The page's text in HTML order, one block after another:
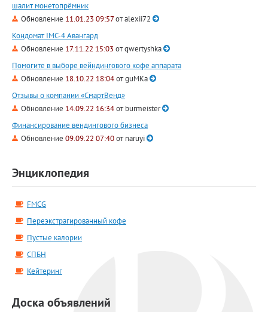
шалит монетопрёмник
Обновление 11.01.23 09:57отalexii72
Кондомат IMC-4 Авангард
Обновление 17.11.22 15:03 отqwertyshka
Помогите в выборе вейндингового кофе аппарата
Обновление 18.10.22 18:04отguMKa
Отзывы о компании «СмартВенд»
Обновление 14.09.22 16:34отburmeister
Финансирование вендингового бизнеса
Обновление 09.09.22 07:40отnaruyi
Энциклопедия
FMCG
Переэкстрагированный кофе
Пустые калории
СПБН
Кейтеринг
Доска объявлений